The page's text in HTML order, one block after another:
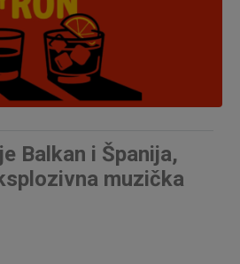
Balkan i Španija,
muzička